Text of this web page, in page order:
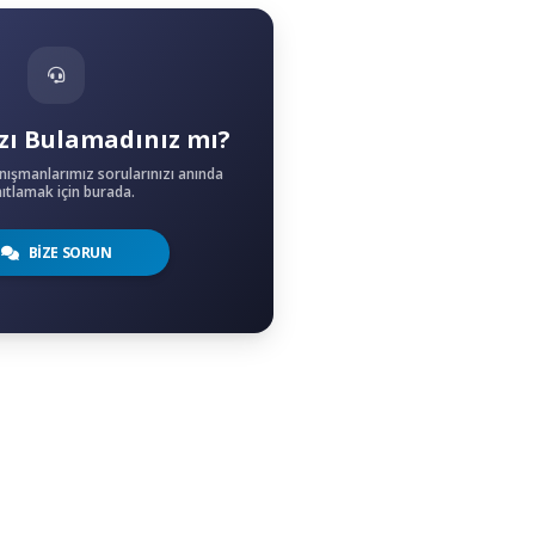
Bulamadınız mı?
sorularınızı anında
için burada.
BİZE SORUN